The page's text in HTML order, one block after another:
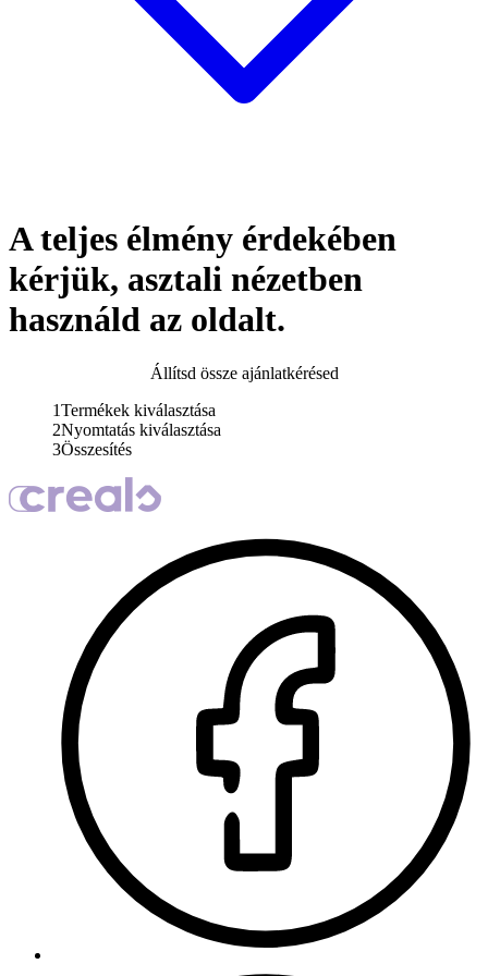
A teljes élmény érdekében
kérjük, asztali nézetben
használd az oldalt.
Állítsd össze ajánlatkérésed
1Termékek kiválasztása
2Nyomtatás kiválasztása
3Összesítés